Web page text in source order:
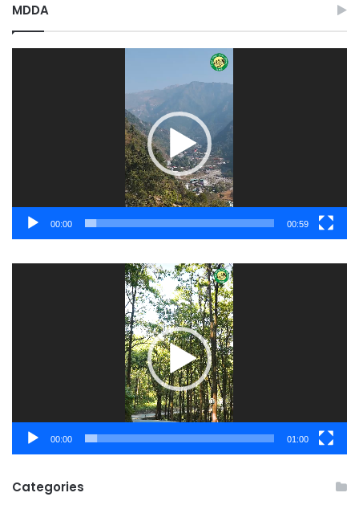
MDDA
00:00 00:59
00:00 01:00
Categories